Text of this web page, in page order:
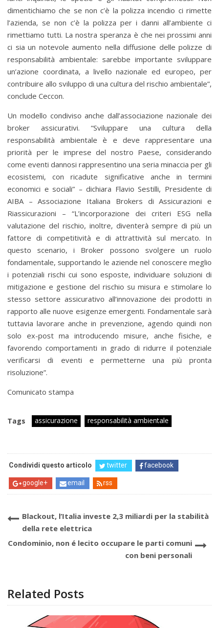
dimentichiamo che se non c’è la polizza incendio ci rimette
l’azienda, se non c’è la polizza per i danni all’ambiente ci
rimettiamo tutti. La nostra speranza è che nei prossimi anni
ci sia un notevole aumento nella diffusione delle polizze di
responsabilità ambientale: sarebbe importante sviluppare
un’azione coordinata, a livello nazionale ed europeo, per
contribuire allo sviluppo di una cultura del rischio ambientale”,
conclude Ceccon.
Un modello condiviso anche dall’associazione nazionale dei
broker assicurativi. “Sviluppare una cultura della
responsabilità ambientale è e deve rappresentare una
priorità per le imprese del nostro Paese, considerando
come eventi dannosi rappresentino una seria minaccia per gli
ecosistemi, con ricadute significative anche in termini
economici e sociali” – dichiara Flavio Sestilli, Presidente di
AIBA – Associazione Italiana Brokers di Assicurazioni e
Riassicurazioni – “L’incorporazione dei criteri ESG nella
valutazione del rischio, inoltre, diventerà sempre di più un
fattore di competitività e di attrattività sul mercato. In
questo scenario, i Broker possono svolgere un ruolo
fondamentale, supportando le aziende nel conoscere meglio
i potenziali rischi cui sono esposte, individuare soluzioni di
mitigazione e gestione del rischio su misura e stimolare lo
stesso settore assicurativo all’innovazione dei prodotti in
rapporto alle nuove esigenze emergenti. Fondamentale sarà
tuttavia lavorare anche in prevenzione, agendo quindi non
solo ex-post ma introducendo misure, anche fisiche, e
favorendo comportamenti in grado di ridurre il potenziale
verificarsi di eventi e permetterne una più pronta
risoluzione”.
Comunicato stampa
Tags assicurazione responsabilità ambientale
Condividi questo articolo twitter facebook
google+ email rss
Blackout, l’Italia investe 2,3 miliardi per la stabilità
della rete elettrica
Condominio, non é lecito occupare le parti comuni
con beni personali
Related Posts